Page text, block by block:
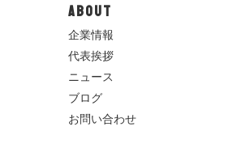
ABOUT
企業情報
代表挨拶
ニュース
ブログ
お問い合わせ